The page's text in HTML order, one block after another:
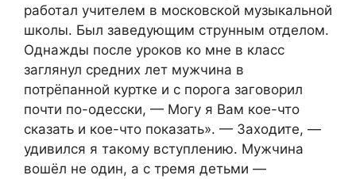
работал учителем в московской музыкальной
школы. Был заведующим струнным отделом.
Однажды после уроков ко мне в класс
заглянул средних лет мужчина в
потрёпанной куртке и с порога заговорил
почти по-одесски, — Могу я Вам кое-что
сказать и кое-что показать». — Заходите, —
удивился я такому вступлению. Мужчина
вошёл не один, а с тремя детьми —